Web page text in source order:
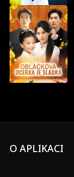
O APLIKACI